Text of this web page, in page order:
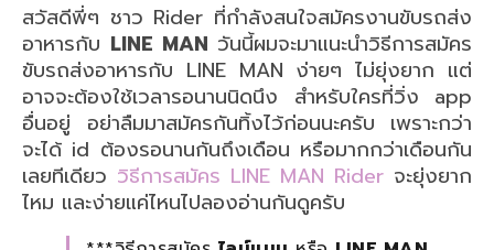
สวัสดีพี่ๆ ชาว Rider ที่กำลังสนใจสมัครงานขับรถส่ง
อาหารกับ LINE MAN วันนี้ผมจะมาแนะนำวิธีการสมัคร
ขับรถส่งอาหารกับ LINE MAN ง่ายๆ ไม่ยุ่งยาก แต่
อาจจะต้องใช้เวลารอนานนิดนึง สำหรับใครที่วิ่ง app
อื่นอยู่ อย่าลืมมาสมัครกันทิ้งไว้ก่อนนะครับ เพราะกว่า
จะได้ id ต้องรอนานกันถึงเดือน หรือมากกว่าเดือนกัน
เลยทีเดียว วิธีการสมัคร LINE MAN Rider จะยุ่งยาก
ไหม และง่ายแค่ไหนไปลองอ่านกันดูครับ